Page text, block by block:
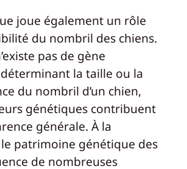
joue également un rôle
du nombril des chiens.
pas de gène
la taille ou la
du nombril d’un chien,
génétiques contribuent
générale. À la
le patrimoine génétique des
de nombreuses